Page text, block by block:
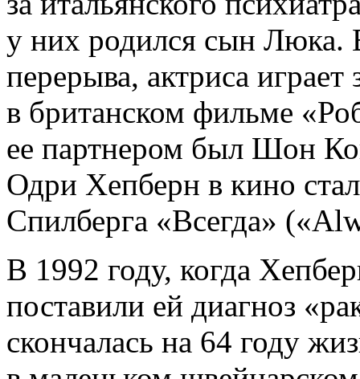
у них родился сын Люка.
перерыва, актриса
в британском фильме
ее партнером был Шон
Одри Хепберн в кино
Спилберга «Всегда»
В 1992 году, когда
поставили ей диагноз
скончалась на 64 году